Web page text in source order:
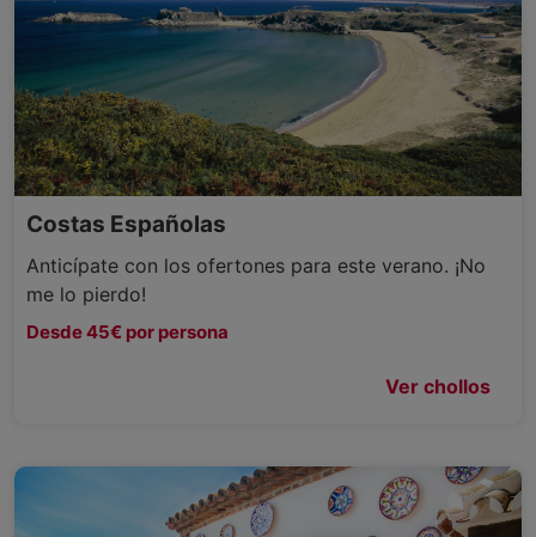
Costas Españolas
Anticípate con los ofertones para este verano. ¡No
me lo pierdo!
Desde 45€ por persona
Ver chollos